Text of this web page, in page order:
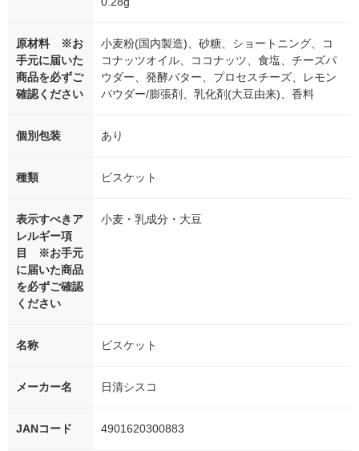
原材料 ※お
手元に届いた
商品を必ずご
確認ください
小麦粉(国内製造)、砂糖、ショートニング、コ
コナッツオイル、ココナッツ、食塩、チーズパ
ウダー、発酵バター、プロセスチーズ、レモン
パウダー/膨張剤、乳化剤(大豆由来)、香料
個別包装 あり
種類 ビスケット
表示すべきア
レルギー項
目 ※お手元
に届いた商品
を必ずご確認
ください
小麦・乳成分・大豆
名称 ビスケット
メーカー名 日清シスコ
JANコード 4901620300883